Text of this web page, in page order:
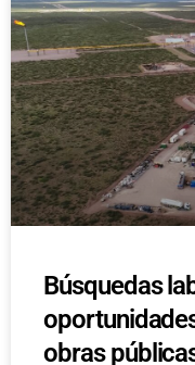
Búsquedas
obras